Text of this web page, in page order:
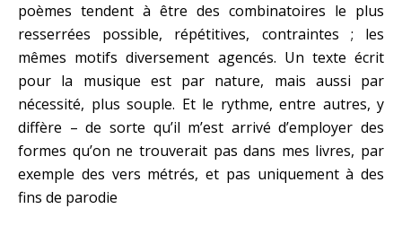
poèmes tendent à être des combinatoires le plus
resserrées possible, répétitives, contraintes ; les
mêmes motifs diversement agencés. Un texte écrit
pour la musique est par nature, mais aussi par
nécessité, plus souple. Et le rythme, entre autres, y
diffère – de sorte qu’il m’est arrivé d’employer des
formes qu’on ne trouverait pas dans mes livres, par
exemple des vers métrés, et pas uniquement à des
fins de parodie